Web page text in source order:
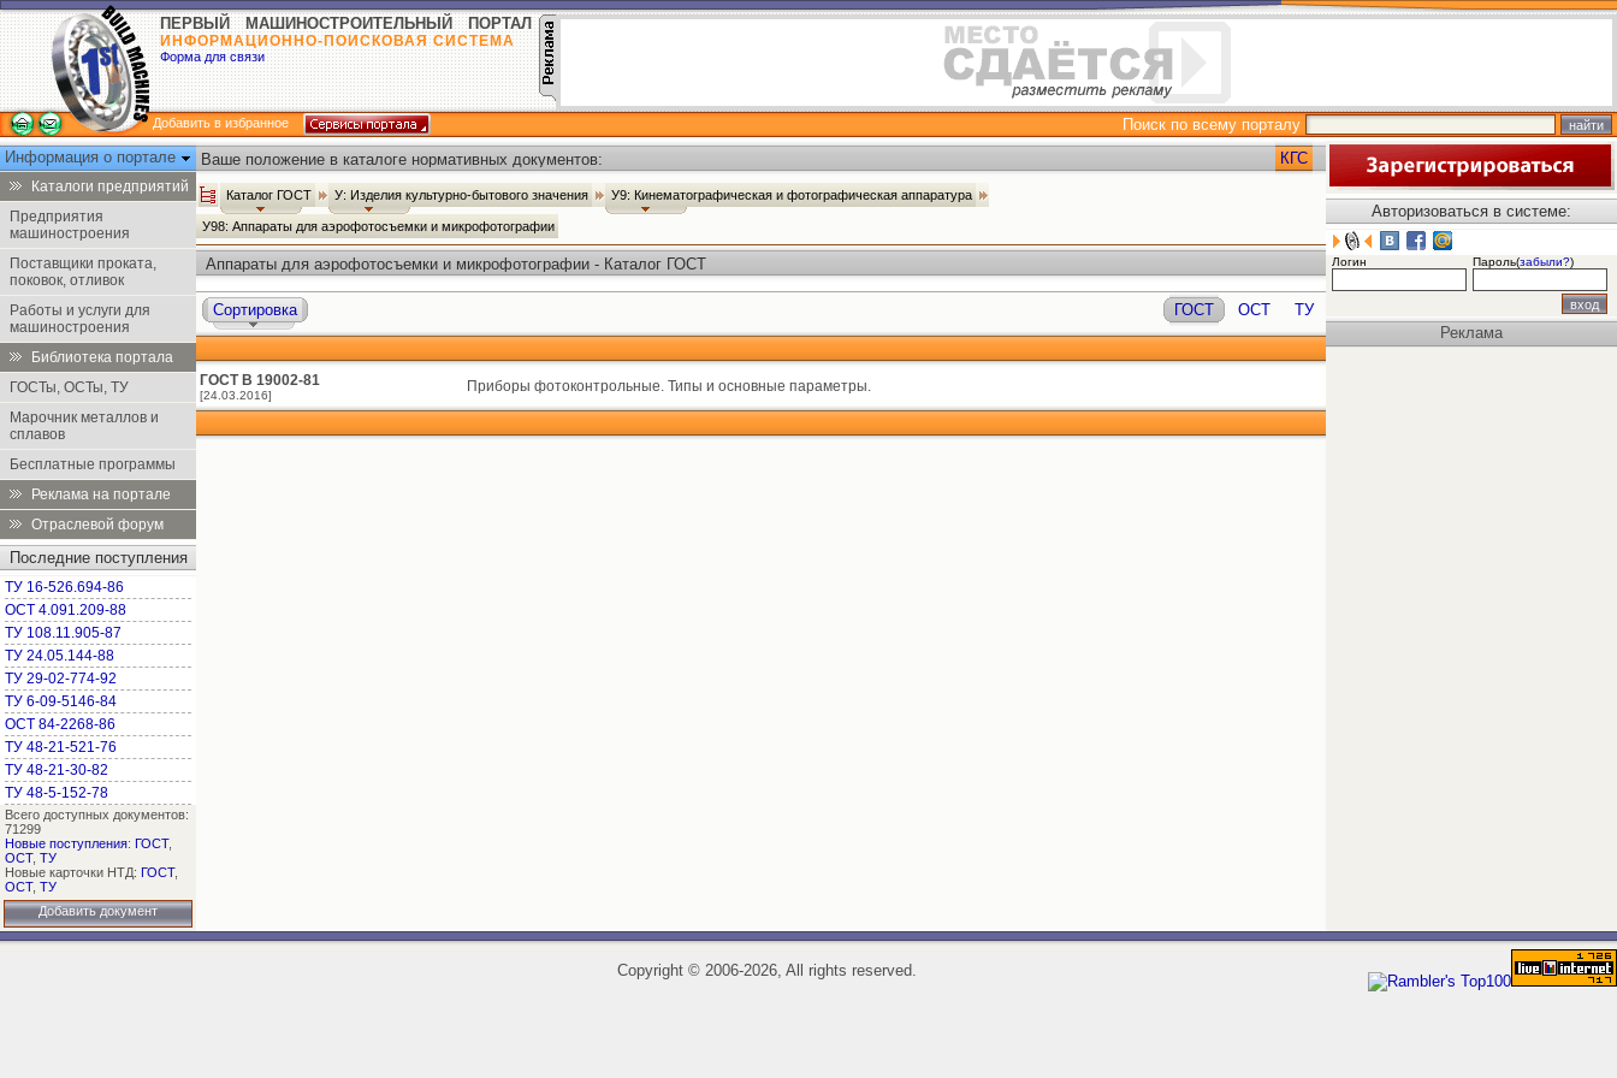
ПЕРВЫЙ МАШИНОСТРОИТЕЛЬНЫЙ ПОРТАЛ
ИНФОРМАЦИОННО-ПОИСКОВАЯ СИСТЕМА
Форма для связи
Добавить в избранное
Поиск по всему порталу
Информация о портале
Каталоги предприятий
Предприятия
машиностроения
Поставщики проката,
поковок, отливок
Работы и услуги для
машиностроения
Библиотека портала
ГОСТы, ОСТы, ТУ
Марочник металлов и
сплавов
Бесплатные программы
Реклама на портале
Отраслевой форум
Последние поступления
ТУ 16-526.694-86
ОСТ 4.091.209-88
ТУ 108.11.905-87
ТУ 24.05.144-88
ТУ 29-02-774-92
ТУ 6-09-5146-84
ОСТ 84-2268-86
ТУ 48-21-521-76
ТУ 48-21-30-82
ТУ 48-5-152-78
Всего доступных документов:
71299
Новые поступления: ГОСТ,
ОСТ, ТУ
Новые карточки НТД: ГОСТ,
ОСТ, ТУ
Добавить документ
Ваше положение в каталоге нормативных документов: КГС
Каталог ГОСТ У: Изделия культурно-бытового значения У9: Кинематографическая и фотографическая аппаратура
У98: Аппараты для аэрофотосъемки и микрофотографии
Аппараты для аэрофотосъемки и микрофотографии - Каталог ГОСТ
Сортировка ГОСТ ОСТ ТУ
ГОСТ В 19002-81
[24.03.2016]
Приборы фотоконтрольные. Типы и основные параметры.
Авторизоваться в системе:
Логин Пароль(забыли?)
Реклама
Copyright ©2006-2026, All rights reserved.